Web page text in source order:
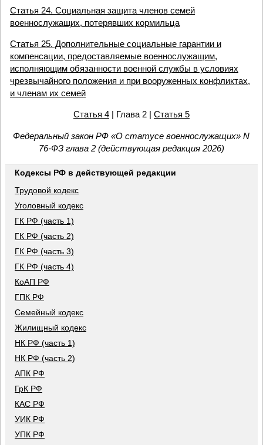
Статья 24. Социальная защита членов семей
военнослужащих, потерявших кормильца
Статья 25. Дополнительные социальные гарантии и
компенсации, предоставляемые военнослужащим,
исполняющим обязанности военной службы в условиях
чрезвычайного положения и при вооруженных конфликтах,
и членам их семей
Статья 4| Глава 2 | Статья 5
Федеральный закон РФ «О статусе военнослужащих» N
76-ФЗ глава 2 (действующая редакция 2026)
Кодексы РФ в действующей редакции
Трудовой кодекс
Уголовный кодекс
ГК РФ (часть 1)
ГК РФ (часть 2)
ГК РФ (часть 3)
ГК РФ (часть 4)
КоАП РФ
ГПК РФ
Семейный кодекс
Жилищный кодекс
НК РФ (часть 1)
НК РФ (часть 2)
АПК РФ
ГрК РФ
КАС РФ
УИК РФ
УПК РФ